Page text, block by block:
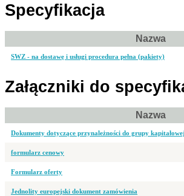
Specyfikacja
Nazwa
SWZ - na dostawę i usługi procedura pełna (pakiety)
Załączniki do
Nazwa
Dokumenty dotyczące przynależności do grupy kapitałowej
formularz cenowy
Formularz oferty
Jednolity europejski dokument zamówienia